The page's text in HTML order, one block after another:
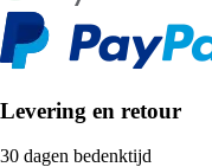
Levering en retour
30 dagen bedenktijd